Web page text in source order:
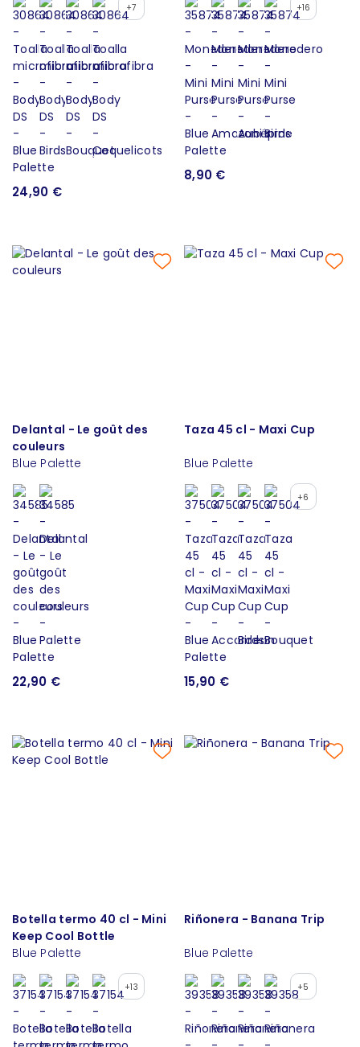
+7
24,90 €
+16
8,90 €
Delantal - Le goût des
couleurs
Blue Palette
22,90 €
Taza 45 cl - Maxi Cup
Blue Palette
+6
15,90 €
Botella termo 40 cl - Mini
Keep Cool Bottle
Blue Palette
+13
Riñonera - Banana Trip
Blue Palette
+5